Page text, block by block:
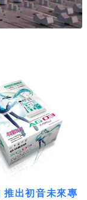
出初音未來專